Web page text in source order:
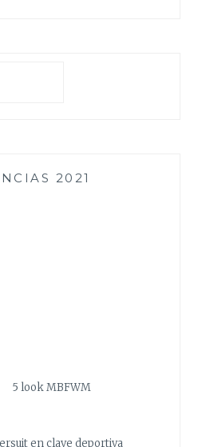
2021
5 look MBFWM
en clave deportiva